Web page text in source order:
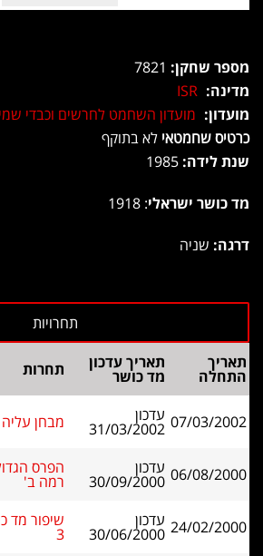
מספר שחקן:
מדינה: ISR
מועדון: מועדון השחמט לחרשים וכבדי
כרטיס שחמטאי לא בתוקף
שנת לידה:
מד כושר ישראלי: 1918
דרגה: שניה
תאריך
התחלה
תאריך עדכון
מד כושר תחרות
07/03/2002 עדכון
31/03/2002 מבחן
06/08/2000 עדכון
30/09/2000
הפרס
רמה ב'
24/02/2000 עדכון
30/06/2000
שיפור מד
3